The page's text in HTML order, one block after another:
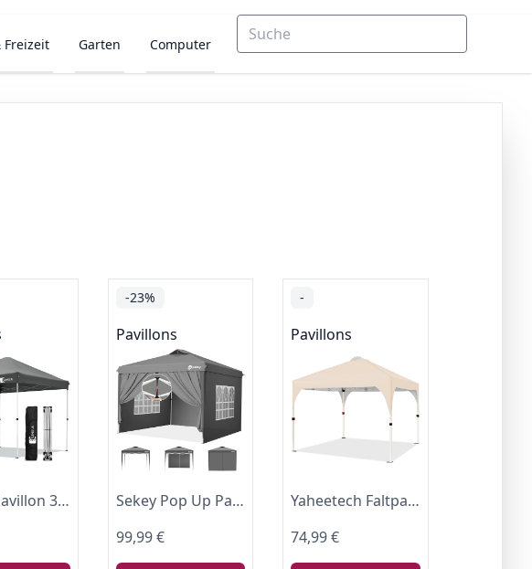
Freizeit Garten Computer
Sunula Pavillon 3x3 Wasserdicht Stabil Winterfest, Faltpavillon 3x3m mit Verdickten Röhren, Partyzelt Pavillion Klappbar für Camping Festival Party, Anthrazit
-23%
Pavillons
Sekey Pop Up Pavillon Wasserdicht Stabil Winterfest mit Seitenwänden, Faltpavillon 3 x 3 m, Camping Pavillion Faltbar Partyzelt mit Belüftung, Designer Serie 3x3, (Grau, 3x3 Mit Seitenwänden)
99,99 €
-
Pavillons
Yaheetech Faltpavillon 3x3 m Pop up Pavillon mit Rolltragetasche, Beige
74,99 €